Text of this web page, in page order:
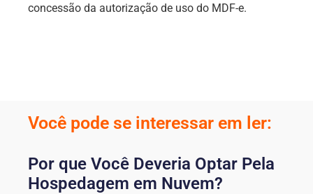
concessão da autorização de uso do MDF-e.
Você pode se interessar em ler:
Por que Você Deveria Optar Pela
Hospedagem em Nuvem?